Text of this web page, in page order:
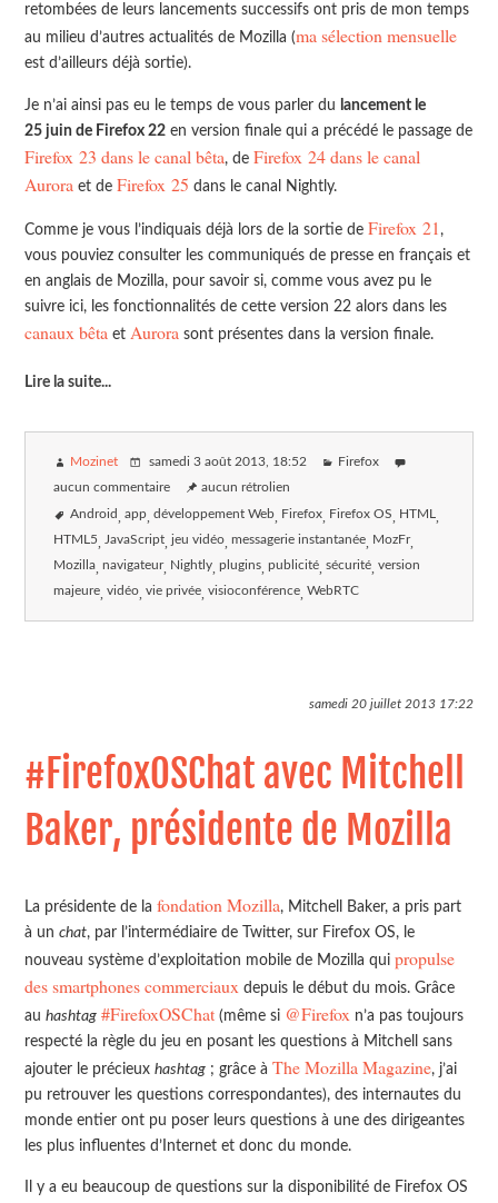
retombées de leurs lancements successifs ont pris de mon temps
au milieu d’autres actualités de Mozilla (ma sélection mensuelle
est d’ailleurs déjà sortie).
Je n’ai ainsi pas eu le temps de vous parler du lancement le
25 juin de Firefox 22 en version finale qui a précédé le passage de
Firefox 23 dans le canal bêta, deFirefox 24 dans le canal
Aurora et deFirefox 25 dans le canal Nightly.
Comme je vous l’indiquais déjà lors de la sortie deFirefox 21 ,
vous pouviez consulter les communiqués de presse en français et
en anglais de Mozilla, pour savoir si, comme vous avez pu le
suivre ici, les fonctionnalités de cette version 22 alors dans les
canaux bêta etAurora sont présentes dans la version finale.
Lire la suite...
Mozinet samedi 3 août 2013 , 18:52 Firefox
aucun commentaire aucun rétrolien
Android app développement Web Firefox Firefox OS HTML
HTML5 JavaScript jeu vidéo messagerie instantanée MozFr
Mozilla navigateur Nightly plugins publicité sécurité version
majeure vidéo vie privée visioconférence WebRTC
samedi 20 juillet 201317:22
#FirefoxOSChat avec Mitchell
Baker, présidente de Mozilla
La présidente de lafondation Mozilla, Mitchell Baker, a pris part
à unchat, par l’intermédiaire de Twitter, sur Firefox OS, le
nouveau système d’exploitation mobile de Mozilla quipropulse
des smartphones commerciaux depuis le début du mois. Grâce
auhashtag #FirefoxOSChat (même si @Firefox n’a pas toujours
respecté la règle du jeu en posant les questions à Mitchell sans
ajouter le précieuxhashtag ; grâce àThe Mozilla Magazine, j’ai
pu retrouver les questions correspondantes), des internautes du
monde entier ont pu poser leurs questions à une des dirigeantes
les plus influentes d’Internet et donc du monde.
Il y a eu beaucoup de questions sur la disponibilité de Firefox OS